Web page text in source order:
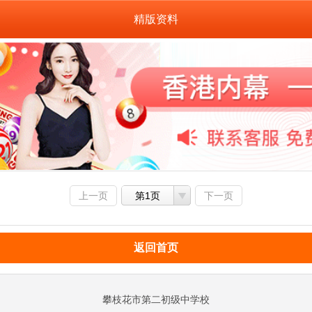
精版资料
上一页 第1页 下一页
返回首页
攀枝花市第二初级中学校